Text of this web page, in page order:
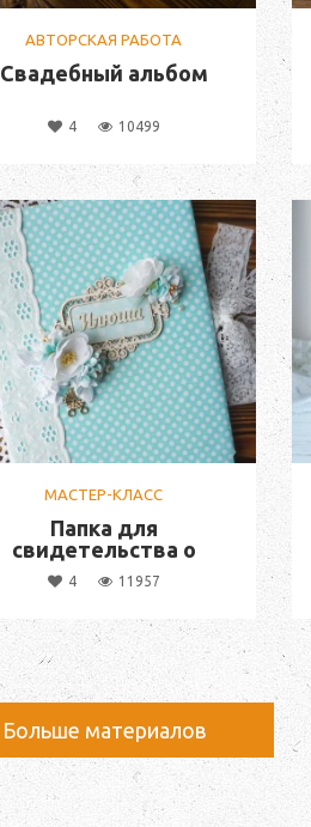
АВТОРСКАЯ РАБОТА
Свадебный альбом
4 10499
МАСТЕР-КЛАСС
Папка для
свидетельства о
рождении
4 11957
Больше материалов